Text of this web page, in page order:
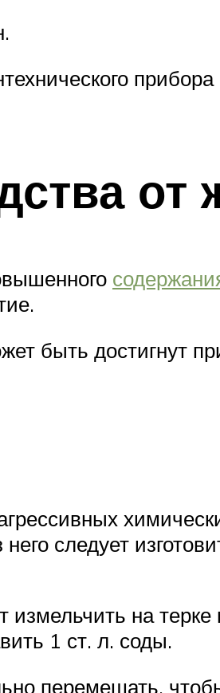
от
быть достигнут
следует
измельчить на
1 ст. л. соды.
перемешать,